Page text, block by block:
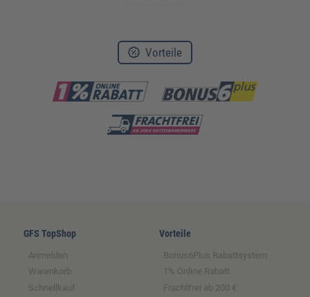
Vorteile
GFS TopShop
Anmelden
Warenkorb
Schnellkauf
Vorteile
Bonus6Plus Rabattsystem
1% Online Rabatt
Frachtfrei ab 200 €